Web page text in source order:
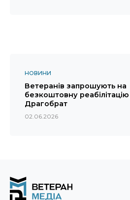
НОВИНИ
Ветеранів запрошують на
безкоштовну
Драгобрат
02.06.2026